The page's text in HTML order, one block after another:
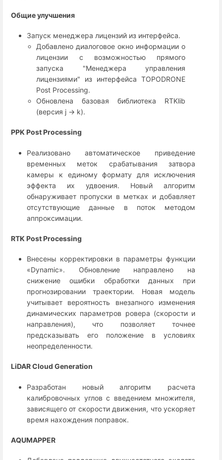
Общие улучшения
Запуск менеджера лицензий из интерфейса.
Добавлено диалоговое окно информации о
лицензии с возможностью прямого
запуска "Менеджера управления
лицензиями" из интерфейса TOPODRONE
Post Processing.
Обновлена базовая библиотека RTKlib
(версия j → k).
PPK Post Processing
Реализовано автоматическое приведение
временных меток срабатывания затвора
камеры к единому формату для исключения
эффекта их удвоения. Новый алгоритм
обнаруживает пропуски в метках и добавляет
отсутствующие данные в поток методом
аппроксимации.
RTK Post Processing
Внесены корректировки в параметры функции
«Dynamic». Обновление направлено на
снижение ошибки обработки данных при
прогнозировании траектории. Новая модель
учитывает вероятность внезапного изменения
динамических параметров ровера (скорости и
направления), что позволяет точнее
предсказывать его положение в условиях
неопределенности.
LiDAR Cloud Generation
Разработан новый алгоритм расчета
калибровочных углов с введением множителя,
зависящего от скорости движения, что ускоряет
время нахождения поправок.
AQUMAPPER